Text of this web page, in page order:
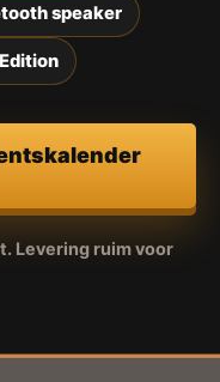
speaker
Levering ruim voor